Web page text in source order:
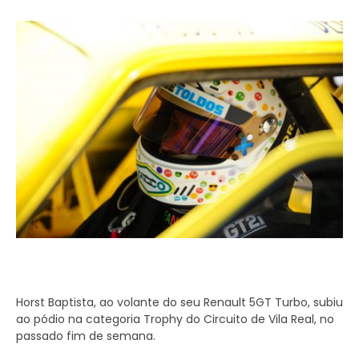
Horst Baptista, ao volante do seu Renault 5GT Turbo, subiu
ao pódio na categoria Trophy do Circuito de Vila Real, no
passado fim de semana.